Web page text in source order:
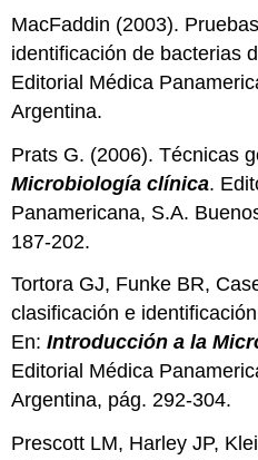
MacFaddin (2003).
identificación de bacterias
Editorial Médica
Argentina.
Prats G. (2006). Técnicas
Microbiología clínica.
Panamericana, S.A.
187-202.
Tortora GJ, Funke BR,
clasificación e
En:Introducción a la
Editorial Médica
Argentina, pág. 292-304.
Prescott LM, Harley JP,